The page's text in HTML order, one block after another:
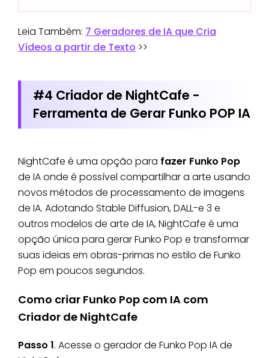
Leia Também: 7 Geradores de IA que Cria
Vídeos a partir de Texto >>
#4 Criador de NightCafe -
Ferramenta de Gerar Funko POP IA
NightCafe é uma opção para fazer Funko Pop
de IA onde é possível compartilhar a arte usando
novos métodos de processamento de imagens
de IA. Adotando Stable Diffusion, DALL-e 3 e
outros modelos de arte de IA, NightCafe é uma
opção única para gerar Funko Pop e transformar
suas ideias em obras-primas no estilo de Funko
Pop em poucos segundos.
Como criar Funko Pop com IA com
Criador de NightCafe
Passo 1. Acesse o gerador de Funko Pop IA de